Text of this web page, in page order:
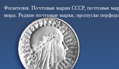
Филателия. Почтовые марки СССР, почтовые
мира. Редкие почтовые марки, пропуски